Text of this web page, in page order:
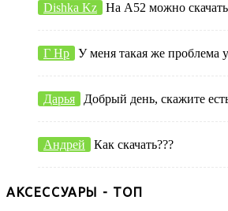
Dishka Kz На А52 можно скачать
Г Нр У меня такая же проблема
Дарья Добрый день, скажите
Андрей Как скачать???
АКСЕССУАРЫ - ТОП